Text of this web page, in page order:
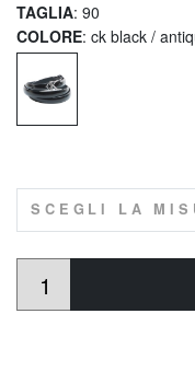
TAGLIA: 90
COLORE: ck black /
SCEGLI LA